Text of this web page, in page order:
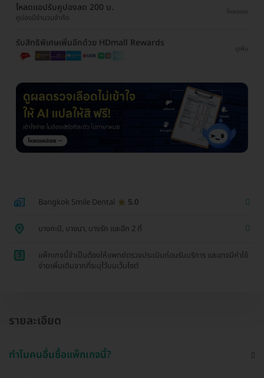
โหลดแอปรับคูปองลด 200 บ.
คูปองมีจำนวนจำกัด
โหลดเลย
รับสิทธิพิเศษเพิ่มอีกด้วย HDmall Rewards
ดูเพิ่ม
Bangkok Smile Dental 5.0
บางกะปิ, บางนา, บางรัก และอีก 2 ที่
1
แพ็กเกจนี้จำเป็นต้องให้แพทย์ตรวจประเมินก่อนรับบริการ และอาจมีค่าใช้
จ่ายเพิ่มเติมจากที่ระบุไว้บนเว็บไซต์
รายละเอียด
ทำไมคนอื่นซื้อแพ็กเกจนี้?